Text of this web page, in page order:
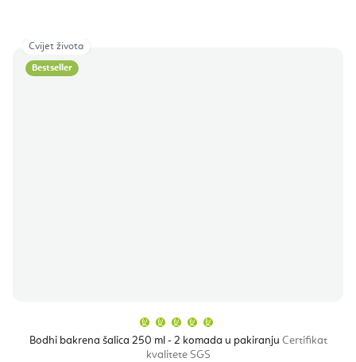
Bestseller
Bodhi bakrena šalica 250 ml - 2 komada u pakiranju Certifikat
kvalitete SGS
proizvoda
je
Cvijet života